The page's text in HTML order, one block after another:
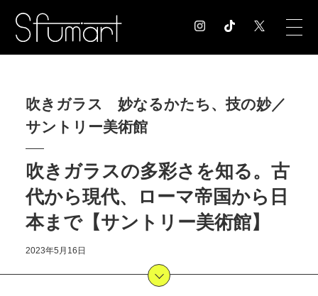
COLUMN コラム記事
EXHIBITION
MUSEUM 美術館情報
NEWS お知らせ
CONTACT
吹きガラス 妙なるかたち、技の妙／
サントリー美術館
吹きガラスの多彩さを知る。古
代から現代、ローマ帝国から日
本まで【サントリー美術館】
2023年5月16日